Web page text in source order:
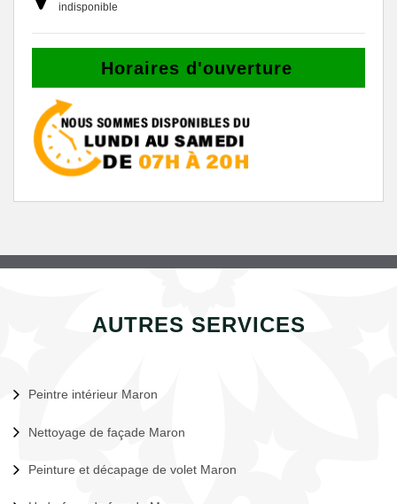
indisponible
Horaires d'ouverture
AUTRES SERVICES
Peintre intérieur Maron
Nettoyage de façade Maron
Peinture et décapage de volet Maron